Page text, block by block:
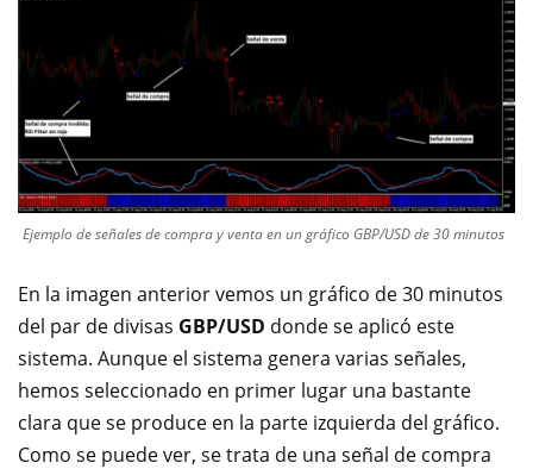
Ejemplo de señales de compra y venta en un gráfico GBP/USD de 30 minutos
En la imagen anterior vemos un gráfico de 30 minutos
del par de divisas GBP/USD donde se aplicó este
sistema. Aunque el sistema genera varias señales,
hemos seleccionado en primer lugar una bastante
clara que se produce en la parte izquierda del gráfico.
Como se puede ver, se trata de una señal de compra